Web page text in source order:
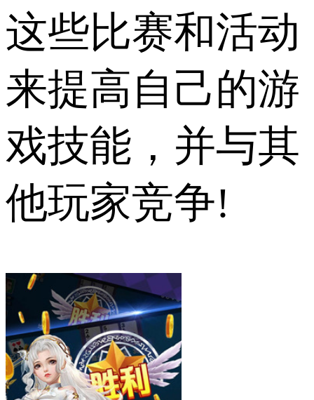
这些比赛和活动
来提高自己的游
戏技能，并与其
他玩家竞争!